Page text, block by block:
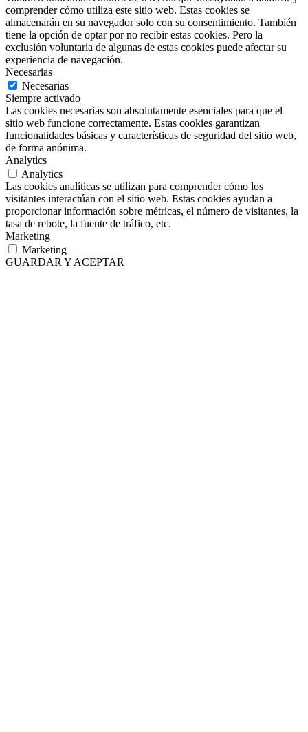
comprender cómo utiliza este sitio web. Estas cookies se
almacenarán en su navegador solo con su consentimiento. También
tiene la opción de optar por no recibir estas cookies. Pero la
exclusión voluntaria de algunas de estas cookies puede afectar su
experiencia de navegación.
Necesarias
Necesarias
Siempre activado
Las cookies necesarias son absolutamente esenciales para que el
sitio web funcione correctamente. Estas cookies garantizan
funcionalidades básicas y características de seguridad del sitio web,
de forma anónima.
Analytics
Analytics
Las cookies analíticas se utilizan para comprender cómo los
visitantes interactúan con el sitio web. Estas cookies ayudan a
proporcionar información sobre métricas, el número de visitantes, la
tasa de rebote, la fuente de tráfico, etc.
Marketing
Marketing
GUARDAR Y ACEPTAR